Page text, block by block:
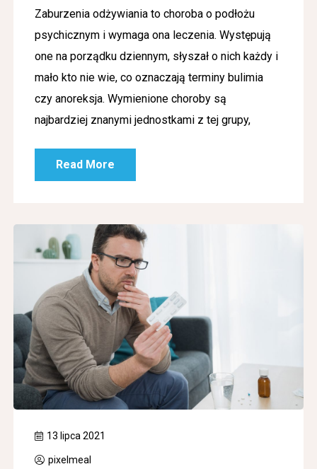
Zaburzenia odżywiania to choroba o podłożu
psychicznym i wymaga ona leczenia. Występują
one na porządku dziennym, słyszał o nich każdy i
mało kto nie wie, co oznaczają terminy bulimia
czy anoreksja. Wymienione choroby są
najbardziej znanymi jednostkami z tej grupy,
Read More
13 lipca 2021
pixelmeal